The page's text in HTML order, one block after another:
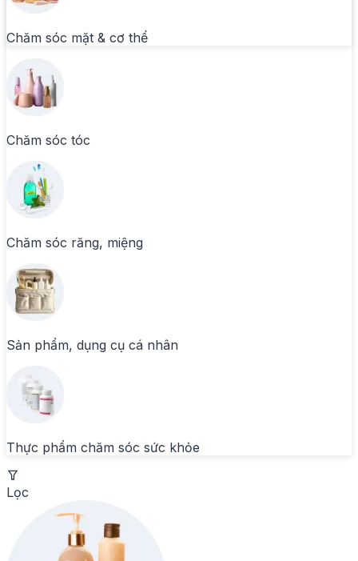
Chăm sóc mặt & cơ thể
Chăm sóc tóc
Chăm sóc răng, miệng
Sản phẩm, dụng cụ cá nhân
Thực phẩm chăm sóc sức khỏe
Lọc